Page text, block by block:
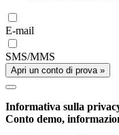
E-mail
SMS/MMS
Apri un conto di prova »
Informativa sulla
Conto demo,